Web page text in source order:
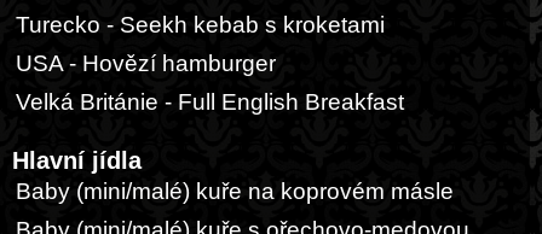
Turecko - Seekh kebab s kroketami
USA - Hovězí hamburger
Velká Británie - Full English Breakfast
Hlavní jídla
Baby (mini/malé) kuře na koprovém másle